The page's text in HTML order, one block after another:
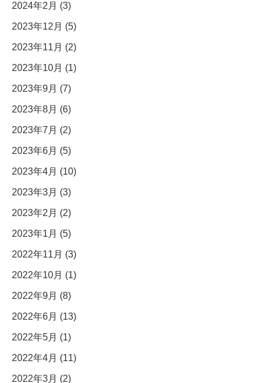
2024年2月 (3)
2023年12月 (5)
2023年11月 (2)
2023年10月 (1)
2023年9月 (7)
2023年8月 (6)
2023年7月 (2)
2023年6月 (5)
2023年4月 (10)
2023年3月 (3)
2023年2月 (2)
2023年1月 (5)
2022年11月 (3)
2022年10月 (1)
2022年9月 (8)
2022年6月 (13)
2022年5月 (1)
2022年4月 (11)
2022年3月 (2)